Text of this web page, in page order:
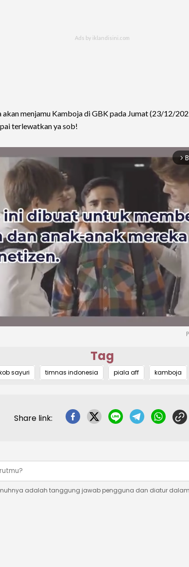
akan menjamu Kamboja di GBK pada Jumat (23/12/
terlewatkan ya sob!
arrow_forward_ios
Tag
sayuri timnas indonesia piala aff kamboja
Share link:
adalah tanggung jawab pengguna dan diatur dalam